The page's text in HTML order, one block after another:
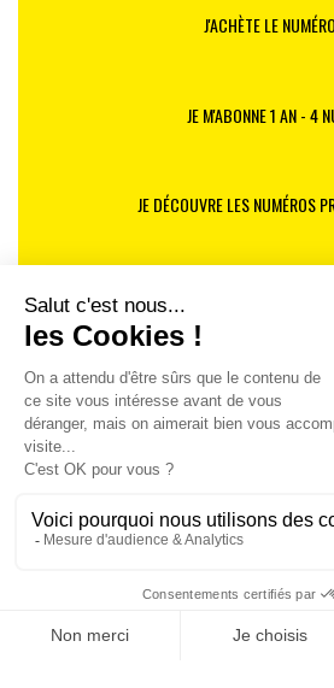
J'ACHÈTE LE NUMÉRO
JE M'ABONNE 1 AN - 4
JE DÉCOUVRE LES NUMÉROS